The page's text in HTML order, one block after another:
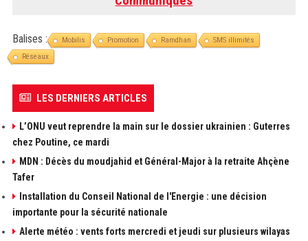
Balises : Mobilis Promotion Ramdhan
SMS illimités
Réseaux
LES DERNIERS ARTICLES
L’ONU veut reprendre la main sur le dossier ukrainien : Guterres
chez Poutine, ce mardi
MDN : Décès du moudjahid et Général-Major à la retraite Ahçène
Tafer
Installation du Conseil National de l'Energie : une décision
importante pour la sécurité nationale
Alerte météo : vents forts mercredi et jeudi sur plusieurs wilayas